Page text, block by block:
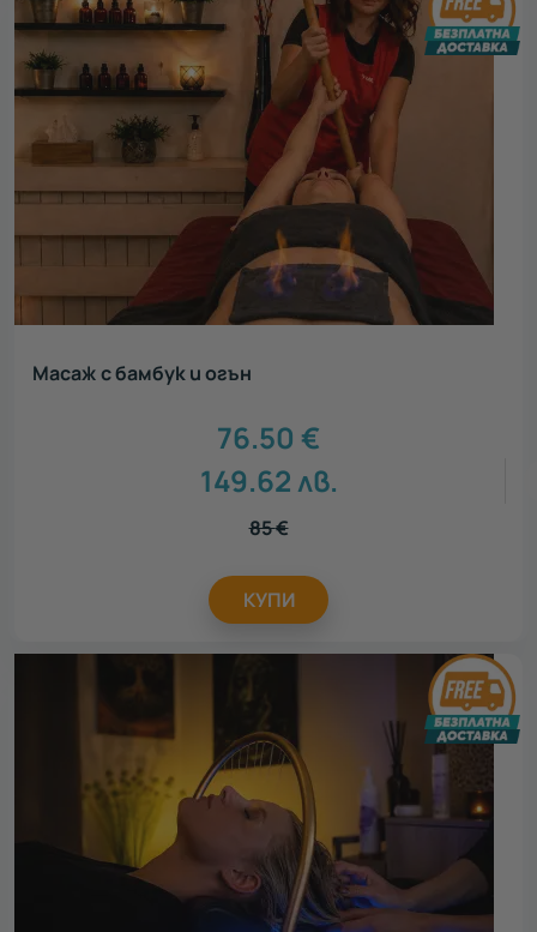
Масаж с бамбук и огън
76.50 €
149.62лв.
85€
КУПИ